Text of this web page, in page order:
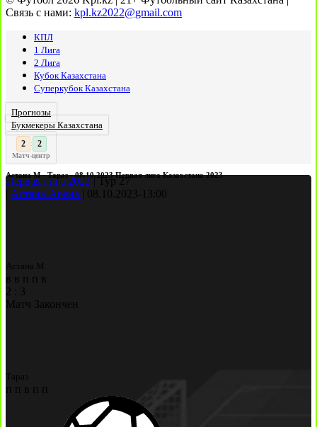
Связь с нами: kpl.kz2022@gmail.com
КПЛ
1 Лига
2 Лига
Кубок Казахстана
Суперкубок Казахстана
Прогнозы
Букмекеры Казахстана
3
:
Матч-центр
Астана М - Тараз - 08.10.2023 Первая лига Казахстана 2023
Первая лига 2023 | Тур 27
Астана-Арена 08.10.2023- 13:00
Астана М
в в п п
в
2
3
Матч Закончен
Тараз
п п в п п